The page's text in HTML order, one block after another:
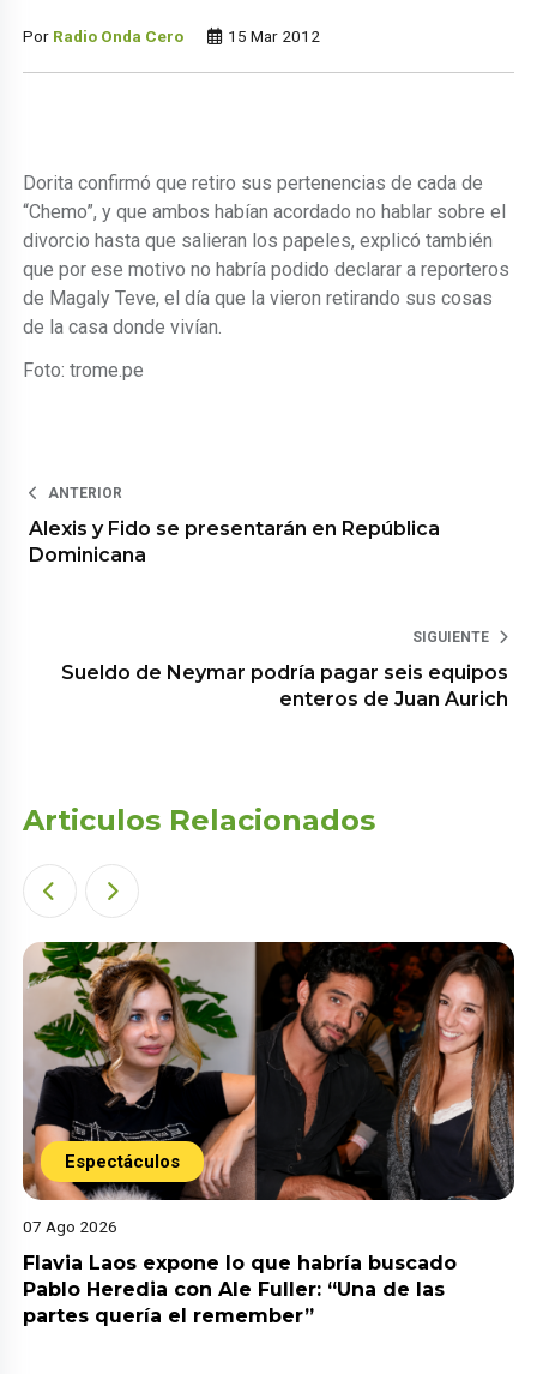
Por Radio Onda Cero 15 Mar 2012
Dorita confirmó que retiro sus pertenencias de cada de
“Chemo”, y que ambos habían acordado no hablar sobre el
divorcio hasta que salieran los papeles, explicó también
que por ese motivo no habría podido declarar a reporteros
de Magaly Teve, el día que la vieron retirando sus cosas
de la casa donde vivían.
Foto: trome.pe
ANTERIOR
Alexis y Fido se presentarán en República
Dominicana
SIGUIENTE
Sueldo de Neymar podría pagar seis equipos
enteros de Juan Aurich
Articulos Relacionados
Espectáculos
07 Ago 2026
Flavia Laos expone lo que habría buscado
Pablo Heredia con Ale Fuller: “Una de las
partes quería el remember”